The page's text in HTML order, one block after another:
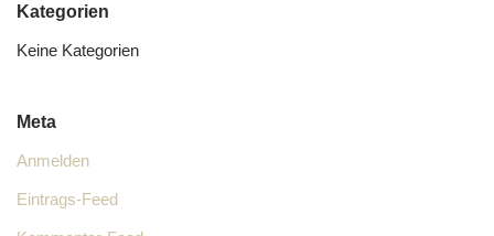
Kategorien
Keine Kategorien
Meta
Anmelden
Eintrags-Feed